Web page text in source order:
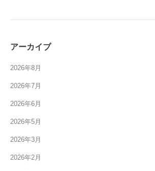
アーカイブ
2026年8月
2026年7月
2026年6月
2026年5月
2026年3月
2026年2月